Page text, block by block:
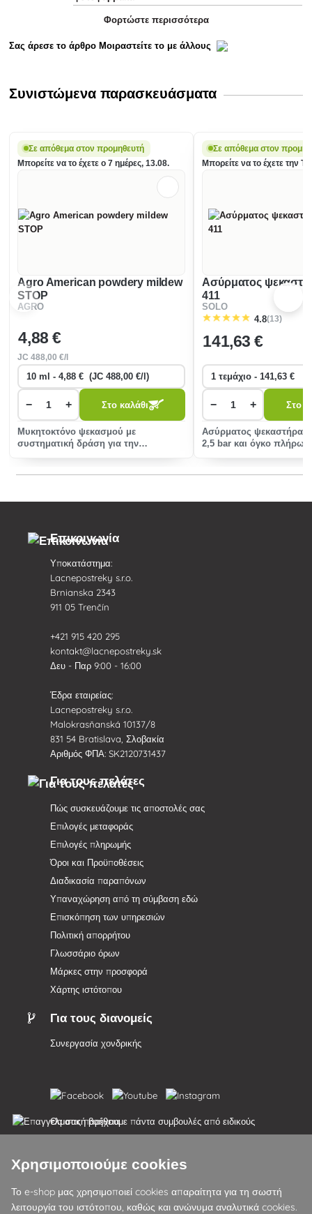
Φορτώστε περισσότερα
Σας άρεσε το άρθρο Μοιραστείτε το με άλλους
Συνιστώμενα παρασκευάσματα
Σε απόθεμα στον προμηθευτή
Μπορείτε να το έχετε o 7 ημέρες, 13.08.
Agro American powdery mildew
STOP
AGRO
4,88 €
JC488,00 €/l
− + Στο καλάθι
Μυκητοκτόνο ψεκασμού με
συστηματική δράση για την
Σε απόθεμα στον
Μπορείτε να το έχετε την
Ασύρματος
411
SOLO
4.8(13)
141,63 €
− + Στο
Ασύρματος ψεκαστήρας
2,5 bar και όγκο
Επικοινωνία
Υποκατάστημα:
Lacnepostreky s.r.o.
Brnianska 2343
911 05 Trenčín
+421 915 420 295
kontakt@lacnepostreky.sk
Δευ - Παρ 9:00 - 16:00
Έδρα εταιρείας:
Lacnepostreky s.r.o.
Malokrasňanská 10137/8
831 54 Bratislava, Σλοβακία
Αριθμός ΦΠΑ: SK2120731437
Για τους πελάτες
Πώς συσκευάζουμε τις αποστολές σας
Επιλογές μεταφοράς
Επιλογές πληρωμής
Όροι και Προϋποθέσεις
Διαδικασία παραπόνων
Υπαναχώρηση από τη σύμβαση εδώ
Επισκόπηση των υπηρεσιών
Πολιτική απορρήτου
Γλωσσάριο όρων
Μάρκες στην προσφορά
Χάρτης ιστότοπου
Για τους διανομείς
Συνεργασία χονδρικής
Θα σας παρέχουμε πάντα συμβουλές από ειδικούς
85% των εμπορευμάτων σε απόθεμα
Χρησιμοποιούμε cookies
Το e-shop μας χρησιμοποιεί cookies απαραίτητα για τη σωστή
λειτουργία του ιστότοπου, καθώς και ανώνυμα αναλυτικά cookies.